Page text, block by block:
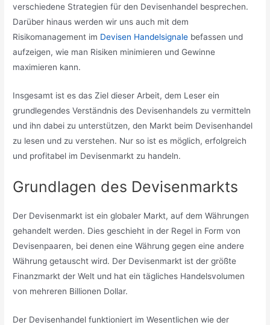
verschiedene Strategien für den Devisenhandel besprechen.
Darüber hinaus werden wir uns auch mit dem
Risikomanagement im Devisen Handelsignale befassen und
aufzeigen, wie man Risiken minimieren und Gewinne
maximieren kann.
Insgesamt ist es das Ziel dieser Arbeit, dem Leser ein
grundlegendes Verständnis des Devisenhandels zu vermitteln
und ihn dabei zu unterstützen, den Markt beim Devisenhandel
zu lesen und zu verstehen. Nur so ist es möglich, erfolgreich
und profitabel im Devisenmarkt zu handeln.
Grundlagen des Devisenmarkts
Der Devisenmarkt ist ein globaler Markt, auf dem Währungen
gehandelt werden. Dies geschieht in der Regel in Form von
Devisenpaaren, bei denen eine Währung gegen eine andere
Währung getauscht wird. Der Devisenmarkt ist der größte
Finanzmarkt der Welt und hat ein tägliches Handelsvolumen
von mehreren Billionen Dollar.
Der Devisenhandel funktioniert im Wesentlichen wie der